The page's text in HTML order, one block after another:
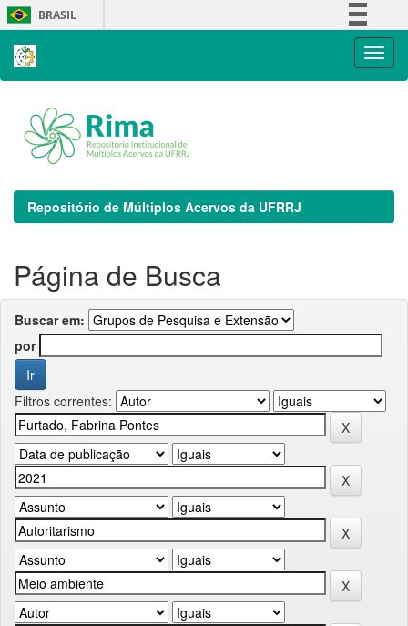
Skip
navigation
BRASIL
Repositório de Múltiplos Acervos da UFRRJ
Página de Busca
Buscar em:
por
Filtros correntes: